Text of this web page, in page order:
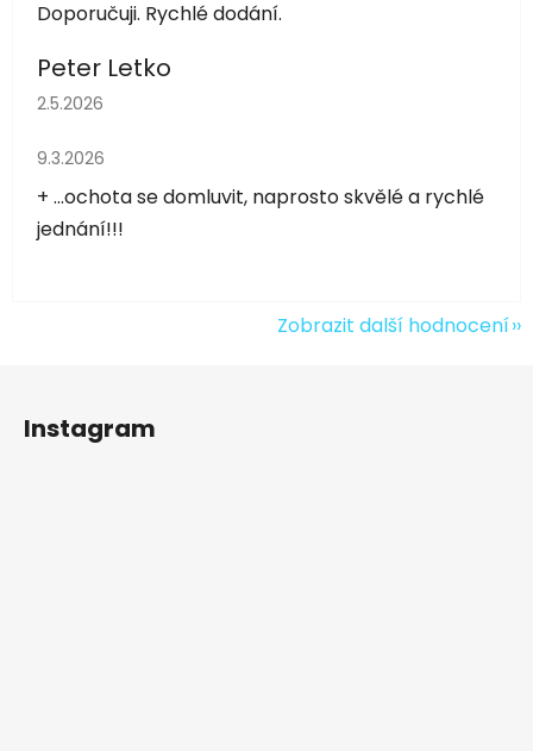
Doporučuji. Rychlé dodání.
Peter Letko
Hodnocení obchodu je 5 z 5 hvězdiček.
2.5.2026
Hodnocení obchodu je 5 z 5 hvězdiček.
9.3.2026
+ ...ochota se domluvit, naprosto skvělé a rychlé
jednání!!!
Zobrazit další hodnocení
Instagram